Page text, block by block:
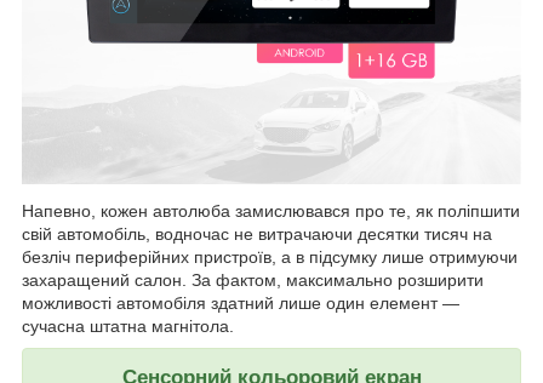
Напевно, кожен автолюба замислювався про те, як поліпшити
свій автомобіль, водночас не витрачаючи десятки тисяч на
безліч периферійних пристроїв, а в підсумку лише отримуючи
захаращений салон. За фактом, максимально розширити
можливості автомобіля здатний лише один елемент —
сучасна штатна магнітола.
Сенсорний кольоровий екран